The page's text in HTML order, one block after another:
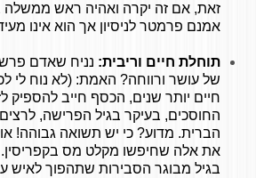
זאת, אם זה יקרה ואהיה ראש ממשלה
אמנם פרמטר לניסיון אך הוא אינו
תוחלת חיים וריבית: נניח שאדם פרש
של עושר ורווחה? האמת: (לא נוח לי
חיים יותר שנים, הכסף חייב להספיק
החוסכים, בעיקר בגיל הפרישה,
הברית. מדוע? כי יש תשואה גבוהה!
את אלה שחיפשו מקלט מס
בגיל מבוגר הסבירות שתהפוך לאיש